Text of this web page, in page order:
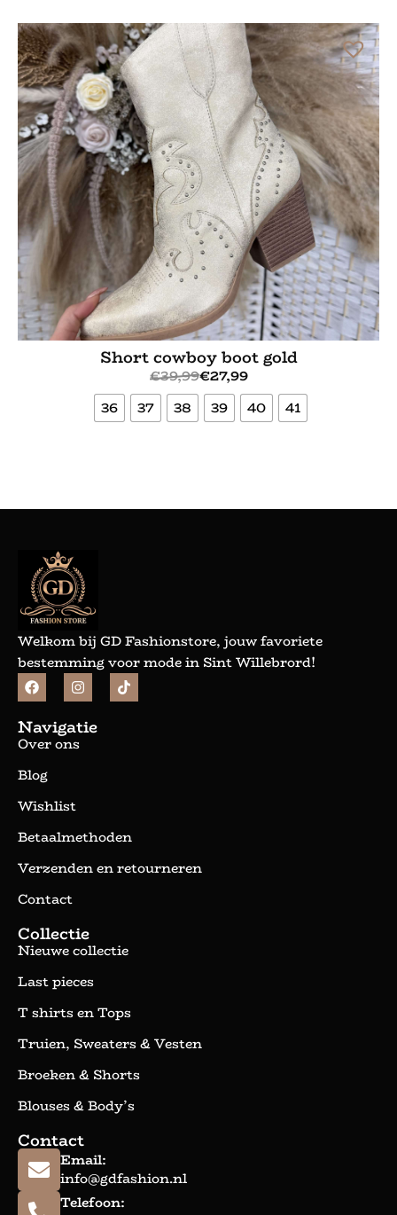
Short cowboy boot gold
€39,99€27,99
36
37 38 39 40 41
Welkom bij GD Fashionstore, jouw favoriete
bestemming voor mode in Sint Willebrord!
Navigatie
Over ons
Blog
Wishlist
Betaalmethoden
Verzenden en retourneren
Contact
Collectie
Nieuwe collectie
Last pieces
T shirts en Tops
Truien, Sweaters & Vesten
Broeken & Shorts
Blouses & Body’s
Contact
Email:
info@gdfashion.nl
Telefoon: